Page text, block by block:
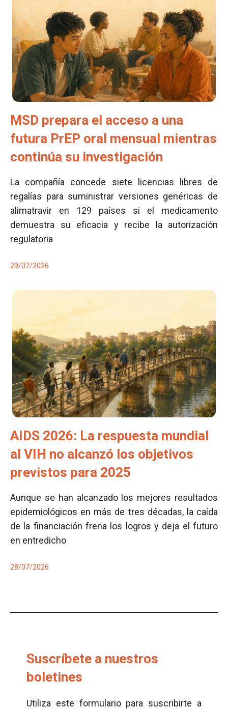
MSD prepara el acceso a una
futura PrEP oral mensual mientras
continúa su investigación
La compañía concede siete licencias libres de
regalías para suministrar versiones genéricas de
alimatravir en 129 países si el medicamento
demuestra su eficacia y recibe la autorización
regulatoria
29/07/2026
AIDS 2026: La respuesta mundial
al VIH no alcanzó los objetivos
previstos para 2025
Aunque se han alcanzado los mejores resultados
epidemiológicos en más de tres décadas, la caída
de la financiación frena los logros y deja el futuro
en entredicho
28/07/2026
Suscríbete a nuestros
boletines
Utiliza este formulario para suscribirte a